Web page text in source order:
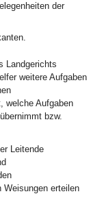
der
Landgerichts
weitere Aufgaben
welche Aufgaben
bzw.
Leitende
Weisungen erteilen